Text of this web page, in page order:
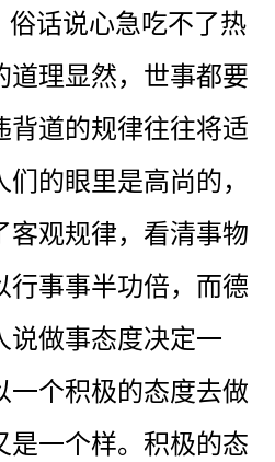
俗话说心急吃不了热
道理显然，世事都要
背道的规律往往将适
的眼里是高尚的，
客观规律，看清事物
行事事半功倍，而德
说做事态度决定一
一个积极的态度去做
是一个样。积极的态